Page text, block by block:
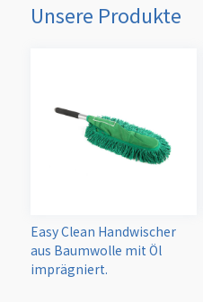
Unsere Produkte
Easy Clean Handwischer
aus Baumwolle mit Öl
imprägniert.